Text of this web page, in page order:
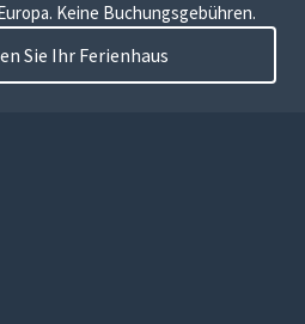
Keine Buchungsgebühren.
Sie Ihr Ferienhaus